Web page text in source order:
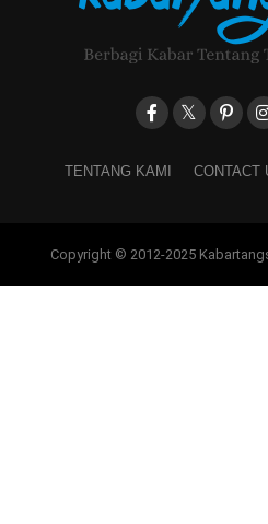
TENTANG KAMI CONTACT
Copyright © 2012-2025